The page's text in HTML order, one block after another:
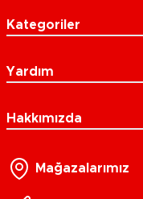
Kategoriler
Yardım
Hakkımızda
Mağazalarımız